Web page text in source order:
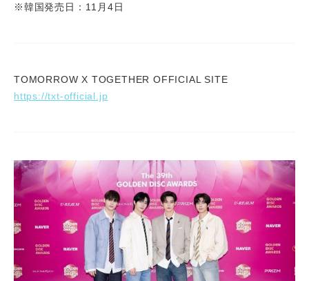
※韓国発売日：11月4日
TOMORROW X TOGETHER OFFICIAL SITE
https://txt-official.jp